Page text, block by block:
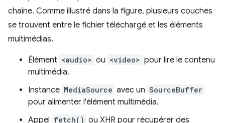
chaîne. Comme illustré dans la figure, plusieurs couches
se trouvent entre le fichier téléchargé et les éléments
multimédias.
Élément <audio> ou <video> pour lire le contenu
multimédia.
Instance MediaSource avec un SourceBuffer
pour alimenter l'élément multimédia.
Appel fetch() ou XHR pour récupérer des